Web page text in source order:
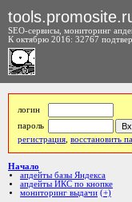
SEO-сервисы, мониторинг
К октябрю 2016: 32767
логин
пароль
регистрация восстановить
Начало
апдейты базы Яндекса
апдейты ИКС по кнопке
мониторинг выдачи (+)